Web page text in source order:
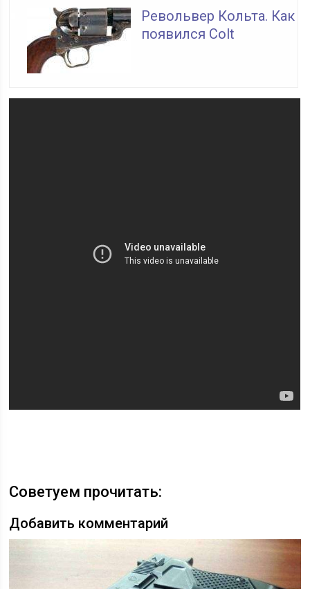
Револьвер Кольта. Как
появился Colt
Советуем прочитать:
Добавить комментарий